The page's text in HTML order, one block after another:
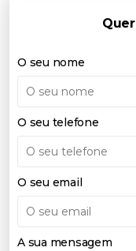
O seu nome
O seu telefone
O seu email
A sua mensagem